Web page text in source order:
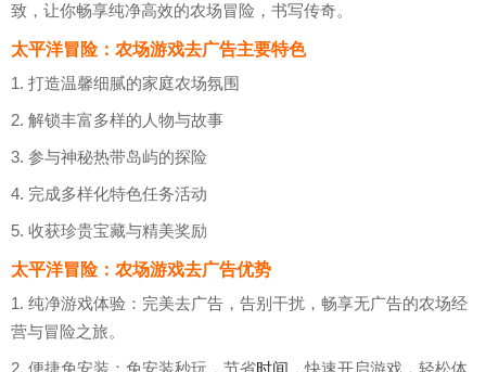
致，让你畅享纯净高效的农场冒险，书写传奇。
太平洋冒险：农场游戏去广告主要特色
1. 打造温馨细腻的家庭农场氛围
2. 解锁丰富多样的人物与故事
3. 参与神秘热带岛屿的探险
4. 完成多样化特色任务活动
5. 收获珍贵宝藏与精美奖励
太平洋冒险：农场游戏去广告优势
1. 纯净游戏体验：完美去广告，告别干扰，畅享无广告的农场经
营与冒险之旅。
2. 便捷免安装：免安装秒玩，节省时间 ，快速开启游戏，轻松体